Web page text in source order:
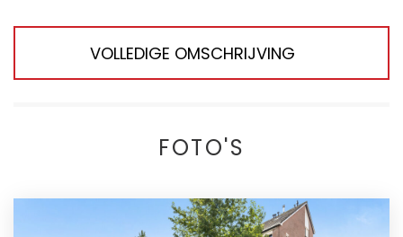
VOLLEDIGE OMSCHRIJVING
FOTO'S